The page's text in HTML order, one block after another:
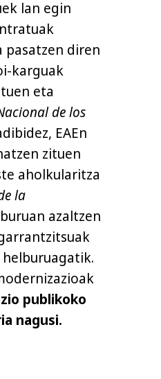
lan egin
diren
karguak
eta
de los
EAEn
zituen
aholkularitza
la
azaltzen
publikoko
nagusi.